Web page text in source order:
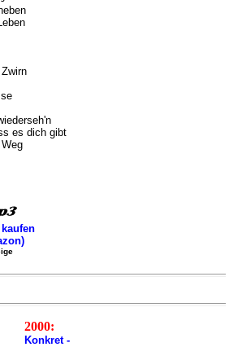
es dich gibt
2000:
Konkret -